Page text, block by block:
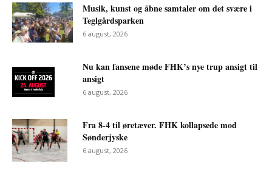
Musik, kunst og åbne samtaler om det svære i
Teglgårdsparken
6 august, 2026
Nu kan fansene møde FHK’s nye trup ansigt til
ansigt
6 august, 2026
Fra 8-4 til øretæver. FHK kollapsede mod
Sønderjyske
6 august, 2026